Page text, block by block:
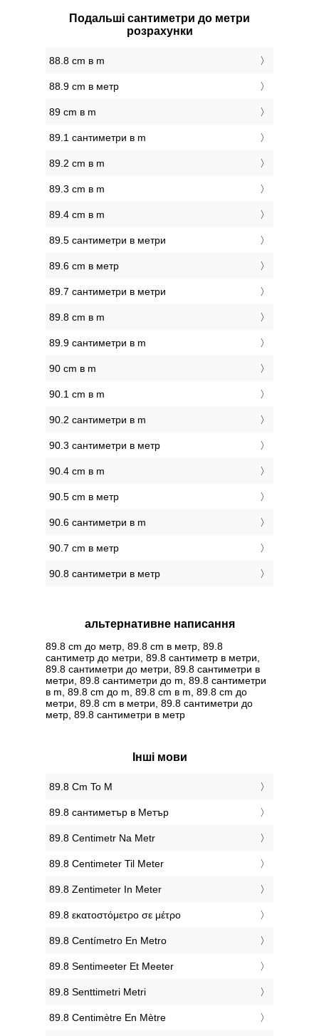
Подальші сантиметри до метри
розрахунки
88.8 cm в m
88.9 cm в метр
89 cm в m
89.1 сантиметри в m
89.2 cm в m
89.3 cm в m
89.4 cm в m
89.5 сантиметри в метри
89.6 cm в метр
89.7 сантиметри в метри
89.8 cm в m
89.9 сантиметри в m
90 cm в m
90.1 cm в m
90.2 сантиметри в m
90.3 сантиметри в метр
90.4 cm в m
90.5 cm в метр
90.6 сантиметри в m
90.7 cm в метр
90.8 сантиметри в метр
альтернативне написання
89.8 cm до метр, 89.8 cm в метр, 89.8
сантиметр до метри, 89.8 сантиметр в метри,
89.8 сантиметри до метри, 89.8 сантиметри в
метри, 89.8 сантиметри до m, 89.8 сантиметри
в m, 89.8 cm до m, 89.8 cm в m, 89.8 cm до
метри, 89.8 cm в метри, 89.8 сантиметри до
метр, 89.8 сантиметри в метр
Інші мови
‎89.8 Cm To M
‎89.8 сантиметър в Метър
‎89.8 Centimetr Na Metr
‎89.8 Centimeter Til Meter
‎89.8 Zentimeter In Meter
‎89.8 εκατοστόμετρο σε μέτρο
‎89.8 Centímetro En Metro
‎89.8 Sentimeeter Et Meeter
‎89.8 Senttimetri Metri
‎89.8 Centimètre En Mètre